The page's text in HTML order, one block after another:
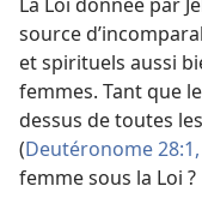
source
et spirituels aussi
femmes. Tant que
dessus de toutes
(Deutéronome
femme sous la Loi ?